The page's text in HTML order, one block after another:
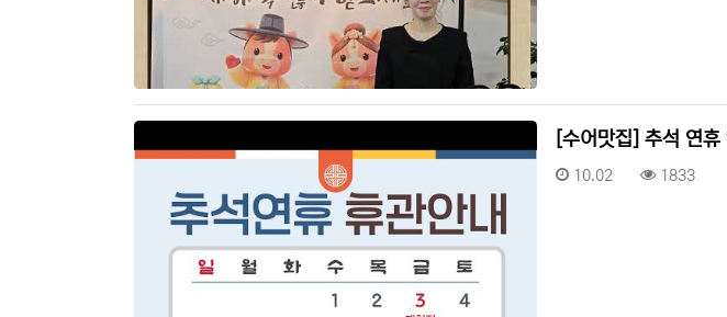
[수어맛집] 추석 연휴
등록일
10.02 조회
1833